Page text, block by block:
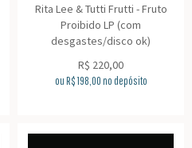
Rita Lee & Tutti Frutti - Fruto
Proibido LP (com
desgastes/disco ok)
R$ 220,00
ou R$198,00no depósito